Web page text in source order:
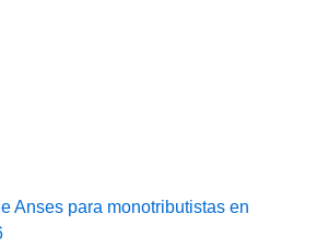
Anses para monotributistas en